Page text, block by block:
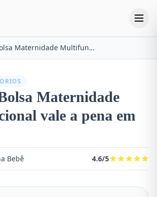
Bolsa Maternidade Multifuncional
Maternidade
vale a pena em
Bebê 4.6/5